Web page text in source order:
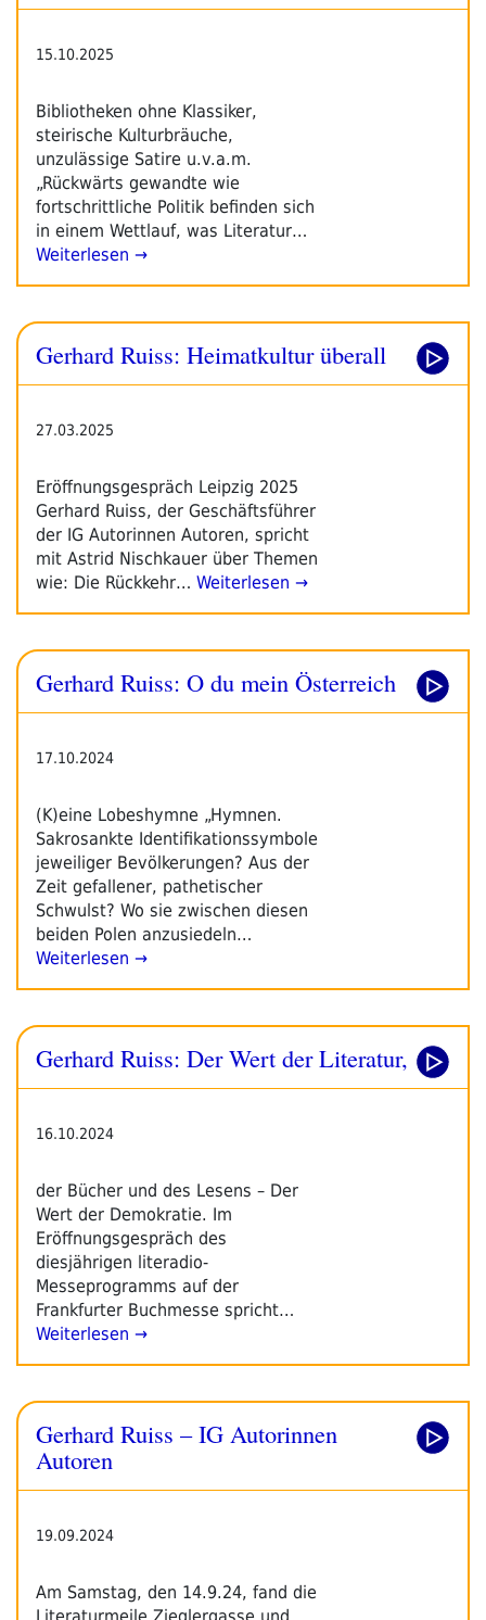
15.10.2025
Bibliotheken ohne Klassiker,
steirische Kulturbräuche,
unzulässige Satire u.v.a.m.
„Rückwärts gewandte wie
fortschrittliche Politik befinden sich
in einem Wettlauf, was Literatur…
Weiterlesen →
Gerhard Ruiss: Heimatkultur überall
27.03.2025
Eröffnungsgespräch Leipzig 2025
Gerhard Ruiss, der Geschäftsführer
der IG Autorinnen Autoren, spricht
mit Astrid Nischkauer über Themen
wie: Die Rückkehr… Weiterlesen →
Gerhard Ruiss: O du mein Österreich
17.10.2024
(K)eine Lobeshymne „Hymnen.
Sakrosankte Identifikationssymbole
jeweiliger Bevölkerungen? Aus der
Zeit gefallener, pathetischer
Schwulst? Wo sie zwischen diesen
beiden Polen anzusiedeln…
Weiterlesen →
Gerhard Ruiss: Der Wert der Literatur,
16.10.2024
der Bücher und des Lesens – Der
Wert der Demokratie. Im
Eröffnungsgespräch des
diesjährigen literadio-
Messeprogramms auf der
Frankfurter Buchmesse spricht…
Weiterlesen →
Gerhard Ruiss – IG Autorinnen
Autoren
19.09.2024
Am Samstag, den 14.9.24, fand die
Literaturmeile Zieglergasse und